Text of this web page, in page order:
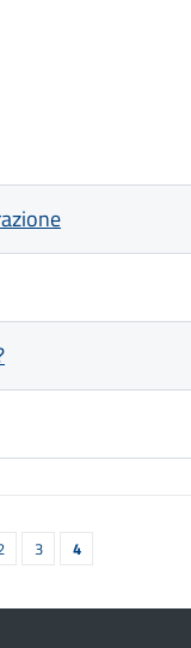
Pagina
3
Pagina
4